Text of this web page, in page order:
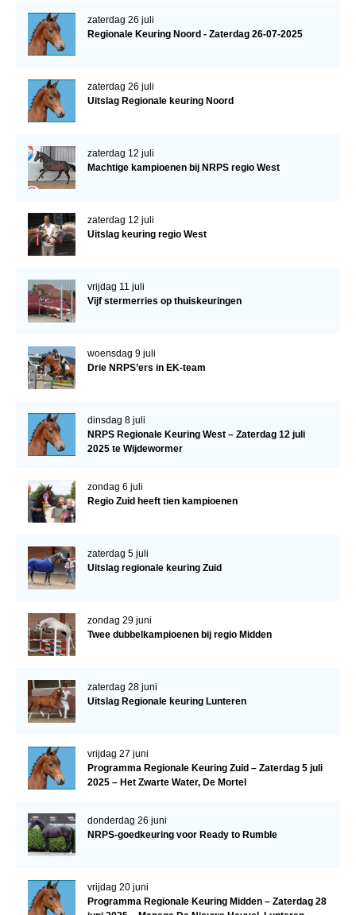
zaterdag 26 juli
Regionale Keuring Noord - Zaterdag 26-07-2025
zaterdag 26 juli
Uitslag Regionale keuring Noord
zaterdag 12 juli
Machtige kampioenen bij NRPS regio West
zaterdag 12 juli
Uitslag keuring regio West
vrijdag 11 juli
Vijf stermerries op thuiskeuringen
woensdag 9 juli
Drie NRPS’ers in EK-team
dinsdag 8 juli
NRPS Regionale Keuring West – Zaterdag 12 juli
2025 te Wijdewormer
zondag 6 juli
Regio Zuid heeft tien kampioenen
zaterdag 5 juli
Uitslag regionale keuring Zuid
zondag 29 juni
Twee dubbelkampioenen bij regio Midden
zaterdag 28 juni
Uitslag Regionale keuring Lunteren
vrijdag 27 juni
Programma Regionale Keuring Zuid – Zaterdag 5 juli
2025 – Het Zwarte Water, De Mortel
donderdag 26 juni
NRPS-goedkeuring voor Ready to Rumble
vrijdag 20 juni
Programma Regionale Keuring Midden – Zaterdag 28